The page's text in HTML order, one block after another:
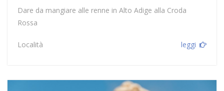
Dare da mangiare alle renne in Alto Adige alla Croda
Rossa
Località leggi